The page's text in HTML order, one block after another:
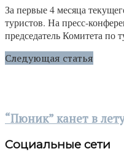
За первые 4 месяца
туристов. На пресс-
председатель Комитета по
Следующая статья
“Пюник” канет в лету
Социальные сети